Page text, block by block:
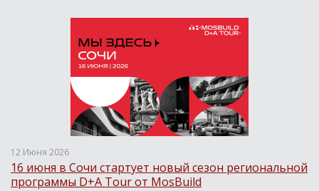
12 Июня 2026
16 июня в Сочи стартует новый сезон региональной
программы D+A Tour от MosBuild